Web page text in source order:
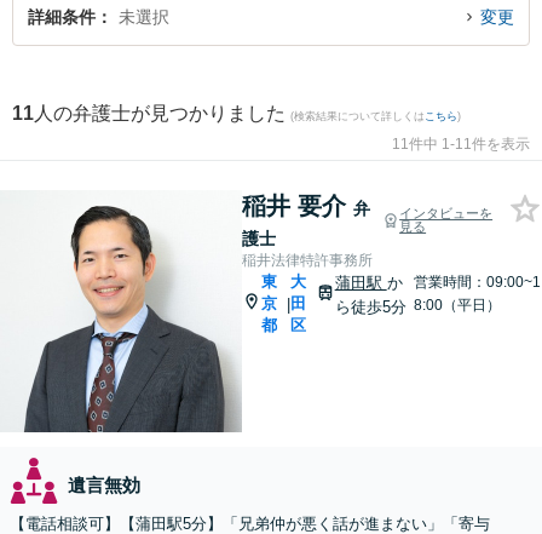
などでお困りの相談者さんにおすすめです。
詳細条件 未選択 変更
11 人の弁護士が見つかりました (検索結果について詳しくは こちら)
11件中 1-11件を表示
稲井 要介 弁
護士
インタビューを
見る
稲井法律特許事務所
東
京
都
|
大
田
区
蒲田駅 か
ら徒歩5分
営業時間：09:00~1
8:00（平日）
遺言無効
【電話相談可】【蒲田駅5分】「兄弟仲が悪く話が進まない」「寄与